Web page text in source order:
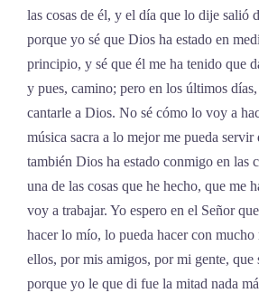
las cosas de él, y el día que lo dije salió
porque yo sé que Dios ha estado en
principio, y sé que él me ha tenido que
y pues, camino; pero en los últimos días,
cantarle a Dios. No sé cómo lo voy a
música sacra a lo mejor me pueda servir
también Dios ha estado conmigo en las
una de las cosas que he hecho, que me
voy a trabajar. Yo espero en el Señor
hacer lo mío, lo pueda hacer con
ellos, por mis amigos, por mi gente, que
porque yo le que di fue la mitad nada